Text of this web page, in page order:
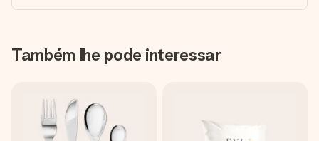
Também lhe pode interessar